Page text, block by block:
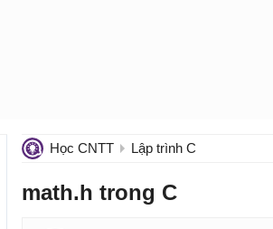
Học CNTT Lập trình C
math.h trong C